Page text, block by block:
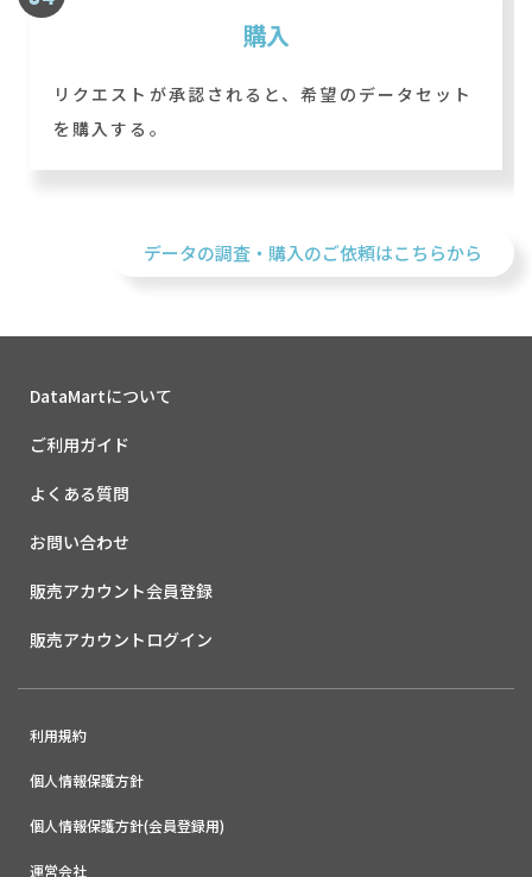
購入
リクエストが承認されると、希望のデータセット
を購入する。
データの調査・購入のご依頼はこちらから
DataMartについて
ご利用ガイド
よくある質問
お問い合わせ
販売アカウント会員登録
販売アカウントログイン
利用規約
個人情報保護方針
個人情報保護方針(会員登録用)
運営会社